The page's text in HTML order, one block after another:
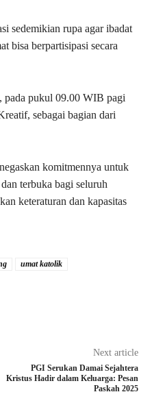
sedemikian rupa agar ibadat
bisa berpartisipasi secara
pada pukul 09.00 WIB pagi
sebagai bagian dari
komitmennya untuk
terbuka bagi seluruh
keteraturan dan kapasitas
umat katolik
Next article
PGI Serukan Damai Sejahtera
Kristus Hadir dalam Keluarga: Pesan
Paskah 2025